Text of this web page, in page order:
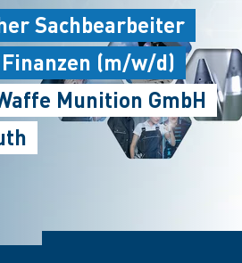
Sachbearbeiter
(m/w/d)
Munition GmbH